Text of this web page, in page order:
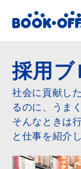
採用ブ
社会に貢献し
るのに、うま
そんなときは
と仕事を紹介